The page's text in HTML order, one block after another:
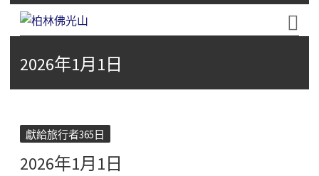
Fo-Guang-Shan-Tempel, Berlin e.V.
2026年1月1日
獻給旅行者365日
2026年1月1日